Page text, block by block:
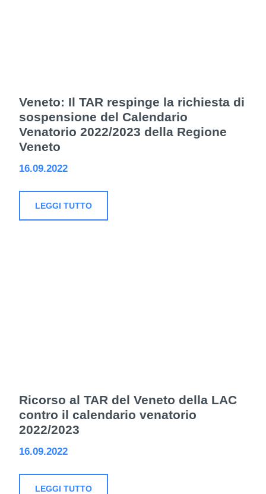
Veneto: Il TAR respinge la richiesta di
sospensione del Calendario
Venatorio 2022/2023 della Regione
Veneto
16.09.2022
LEGGI TUTTO
Ricorso al TAR del Veneto della LAC
contro il calendario venatorio
2022/2023
16.09.2022
LEGGI TUTTO